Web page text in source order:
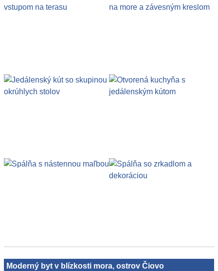
Moderný byt v blízkosti mora, ostrov Čiovo